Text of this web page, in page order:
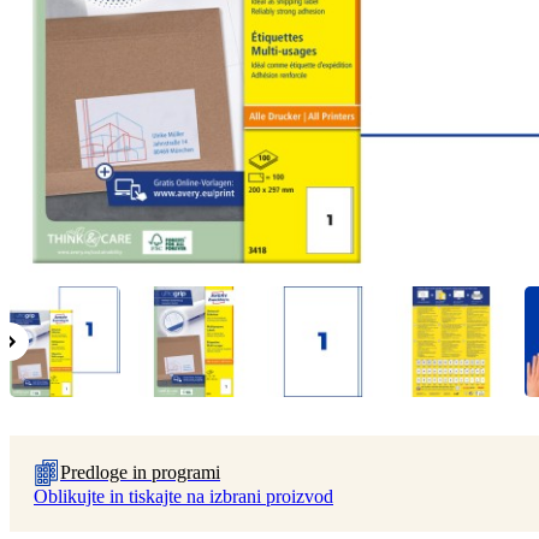
Predloge in programi
Oblikujte in tiskajte na izbrani proizvod